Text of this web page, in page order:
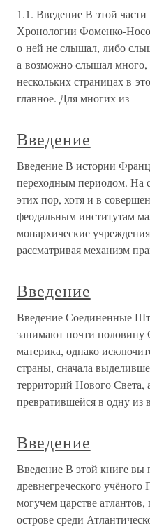
1.1. Введение В этой
Хронологии Фоменко-
о ней не слышал, либо
а возможно слышал много,
нескольких страницах в
главное. Для многих из
Введение
Введение В истории
переходным периодом. На
этих пор, хотя и в
феодальным институтам
монархические
рассматривая механизм
Введение
Введение Соединенные
занимают почти половину
материка, однако
страны, сначала
территорий Нового Света,
превратившейся в одну
Введение
Введение В этой книге вы
древнегреческого
могучем царстве
острове среди